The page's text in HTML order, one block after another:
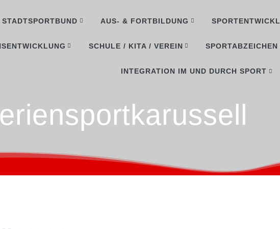
STADTSPORTBUND AUS- & FORTBILDUNG
SCHULE / KITA / VEREIN SPORTABZEICHEN
INTEGRATION IM UND DURCH SPORT